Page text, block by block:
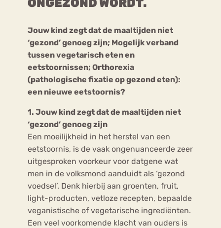
ONGEZOND WORDT.
Jouw kind zegt dat de maaltijden niet
‘gezond’ genoeg zijn; Mogelijk verband
tussen vegetarisch eten en
eetstoornissen; Orthorexia
(pathologische fixatie op gezond eten):
een nieuwe eetstoornis?
1. Jouw kind zegt dat de maaltijden niet
‘gezond’ genoeg zijn
Een moeilijkheid in het herstel van een
eetstoornis, is de vaak ongenuanceerde zeer
uitgesproken voorkeur voor datgene wat
men in de volksmond aanduidt als ‘gezond
voedsel’. Denk hierbij aan groenten, fruit,
light-producten, vetloze recepten, bepaalde
veganistische of vegetarische ingrediënten.
Een veel voorkomende klacht van ouders is
Chat
Forum
Bouli
mia
Nerv
osa
Eetstoornis Anorexia Nervosa
Eetbuien Piekeren Sport
Trauma